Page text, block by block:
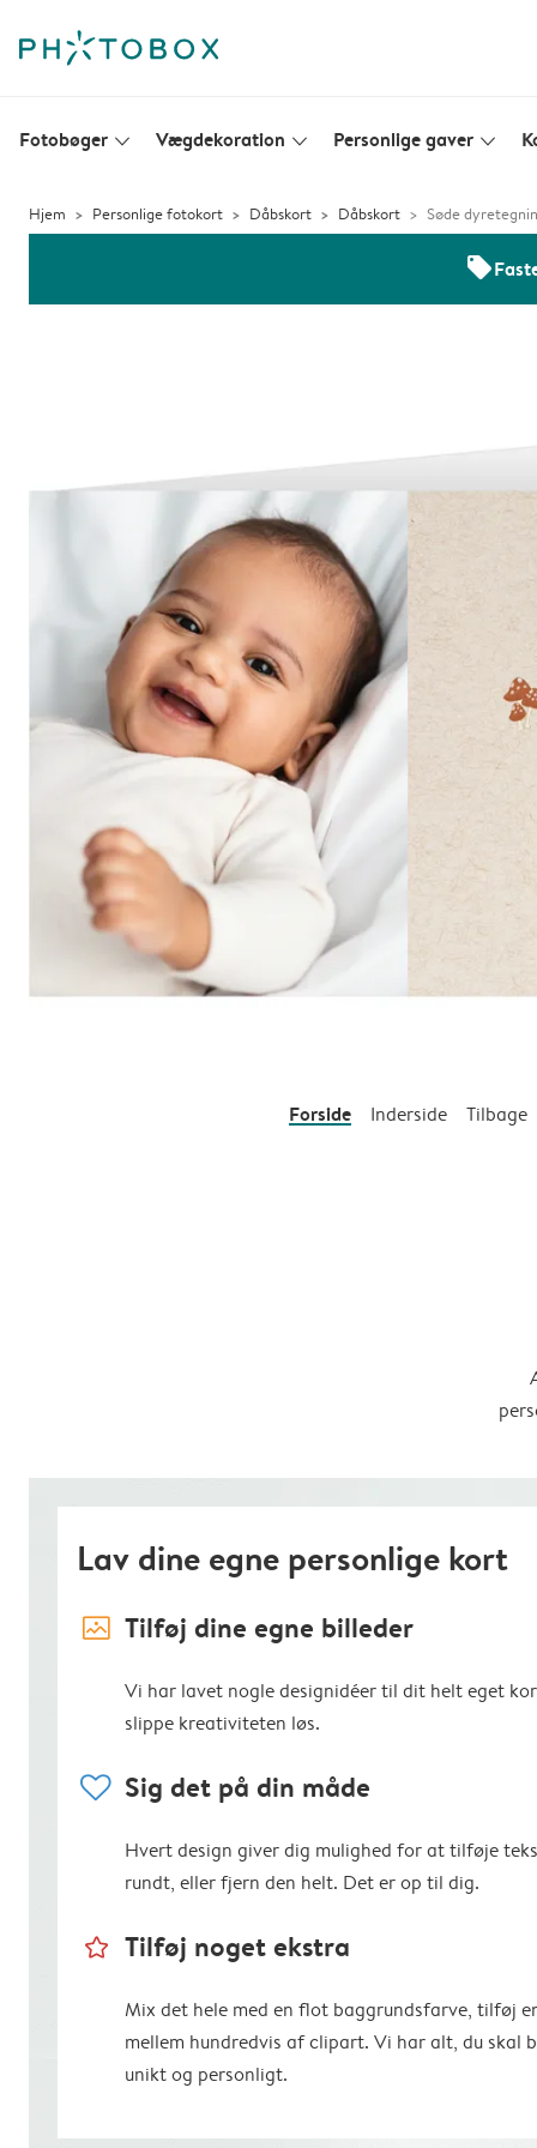
Fotobøger slim_arrow_down Vægdekoration slim_arrow_down Personlige gaver slim_arrow_down
Hjem Personlige fotokort Dåbskort Dåbskort Søde
offers
Forside Inderside Tilbage
Lav dine egne personlige kort
image_placeholder Tilføj dine egne billeder
Vi har lavet nogle designidéer til dit helt eget
slippe kreativiteten løs.
heart Sig det på din måde
Hvert design giver dig mulighed for at tilføje
rundt, eller fjern den helt. Det er op til dig.
star_outline Tilføj noget ekstra
Mix det hele med en flot baggrundsfarve, tilføj
mellem hundredvis af clipart. Vi har alt, du skal
unikt og personligt.